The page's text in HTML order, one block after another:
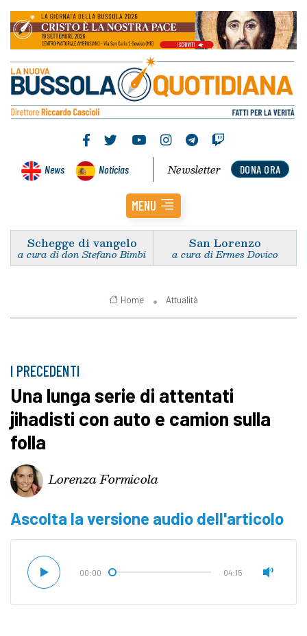
News Noticias DONA ORA
Newsletter
MENU
Schegge di vangelo
a cura di don Stefano Bimbi
San Lorenzo
a cura di Ermes Dovico
Home Attualità
I PRECEDENTI
Una lunga serie di attentati
jihadisti con auto e camion sulla
folla
Lorenza Formicola
Ascolta la versione audio dell'articolo
00:00 04:15